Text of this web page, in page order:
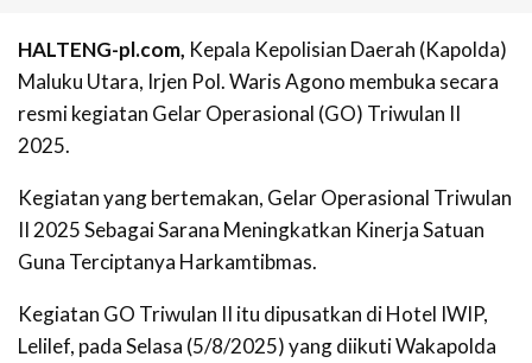
HALTENG-pl.com, Kepala Kepolisian Daerah (Kapolda)
Maluku Utara, Irjen Pol. Waris Agono membuka secara
resmi kegiatan Gelar Operasional (GO) Triwulan II
2025.
Kegiatan yang bertemakan, Gelar Operasional Triwulan
II 2025 Sebagai Sarana Meningkatkan Kinerja Satuan
Guna Terciptanya Harkamtibmas.
Kegiatan GO Triwulan II itu dipusatkan di Hotel IWIP,
Lelilef, pada Selasa (5/8/2025) yang diikuti Wakapolda